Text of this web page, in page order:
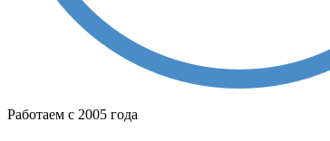
Работаем с 2005 года